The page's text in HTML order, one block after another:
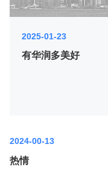
2025-01-23
有华润多美好
2024-00-13
热情